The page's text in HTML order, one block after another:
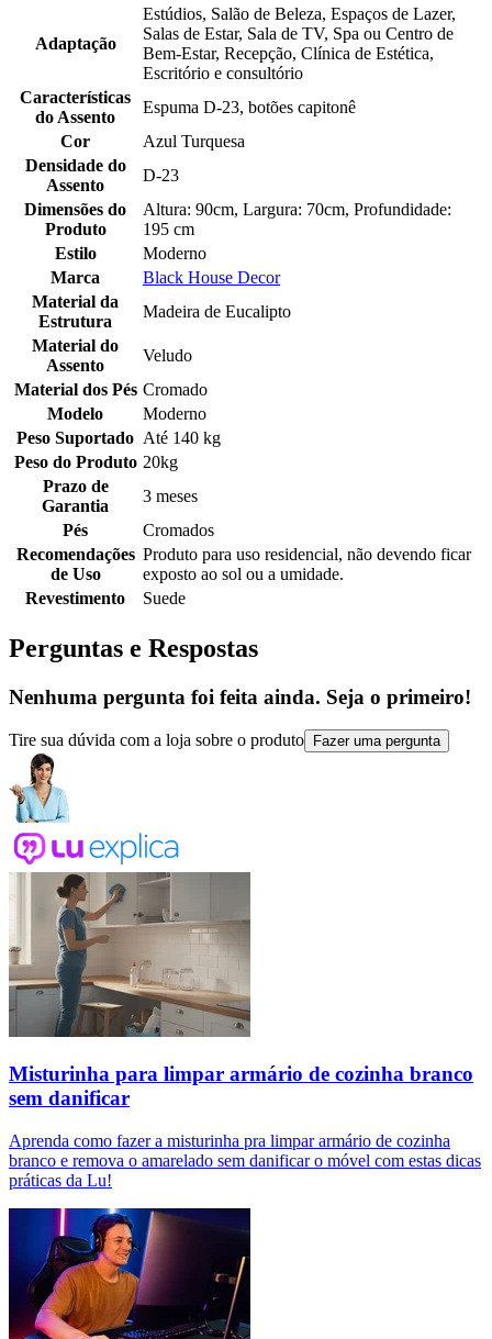
Adaptação
Estúdios, Salão de Beleza, Espaços de Lazer,
Salas de Estar, Sala de TV, Spa ou Centro de
Bem-Estar, Recepção, Clínica de Estética,
Escritório e consultório
Características
do Assento
Espuma D-23, botões capitonê
Cor
Azul Turquesa
Densidade do
Assento
D-23
Dimensões do
Produto
Altura: 90cm, Largura: 70cm, Profundidade:
195 cm
Estilo
Moderno
Marca
Black House Decor
Material da
Estrutura
Madeira de Eucalipto
Material do
Assento
Veludo
Material dos Pés Cromado
Modelo
Moderno
Peso Suportado Até 140 kg
Peso do Produto 20kg
Prazo de
Garantia
3 meses
Pés
Cromados
Recomendações
de Uso
Produto para uso residencial, não devendo ficar
exposto ao sol ou a umidade.
Revestimento
Suede
Perguntas e Respostas
Nenhuma pergunta foi feita ainda. Seja o primeiro!
Tire sua dúvida com a loja sobre o produto Fazer uma pergunta
Misturinha para limpar armário de cozinha branco
sem danificar
Aprenda como fazer a misturinha pra limpar armário de cozinha
branco e remova o amarelado sem danificar o móvel com estas dicas
práticas da Lu!